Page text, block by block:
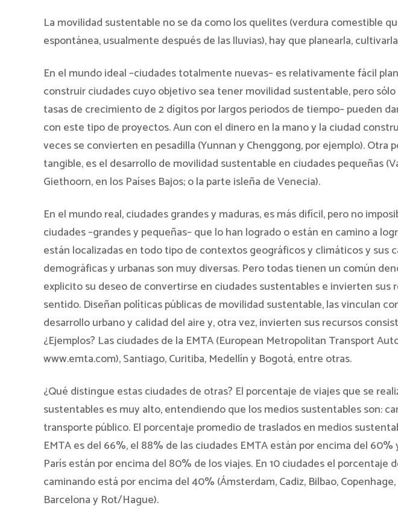
La movilidad sustentable no se da como los quelites (verdura comestible
espontánea, usualmente después de las lluvias), hay que planearla,
En el mundo ideal –ciudades totalmente nuevas– es relativamente fácil
construir ciudades cuyo objetivo sea tener movilidad sustentable, pero sólo
tasas de crecimiento de 2 dígitos por largos periodos de tiempo– pueden
con este tipo de proyectos. Aun con el dinero en la mano y la ciudad
veces se convierten en pesadilla (Yunnan y Chenggong, por ejemplo). Otra
tangible, es el desarrollo de movilidad sustentable en ciudades pequeñas
Giethoorn, en los Países Bajos; o la parte isleña de Venecia).
En el mundo real, ciudades grandes y maduras, es más difícil, pero no
ciudades –grandes y pequeñas– que lo han logrado o están en camino a
están localizadas en todo tipo de contextos geográficos y climáticos y sus
demográficas y urbanas son muy diversas. Pero todas tienen un común
explicito su deseo de convertirse en ciudades sustentables e invierten sus
sentido. Diseñan políticas públicas de movilidad sustentable, las vinculan
desarrollo urbano y calidad del aire y, otra vez, invierten sus recursos
¿Ejemplos? Las ciudades de la EMTA (European Metropolitan Transport
www.emta.com), Santiago, Curitiba, Medellín y Bogotá, entre otras.
¿Qué distingue estas ciudades de otras? El porcentaje de viajes que se
sustentables es muy alto, entendiendo que los medios sustentables son:
transporte público. El porcentaje promedio de traslados en medios
EMTA es del 66%, el 88% de las ciudades EMTA están por encima del 60%
París están por encima del 80% de los viajes. En 10 ciudades el porcentaje
caminando está por encima del 40% (Ámsterdam, Cadiz, Bilbao,
Barcelona y Rot/Hague).